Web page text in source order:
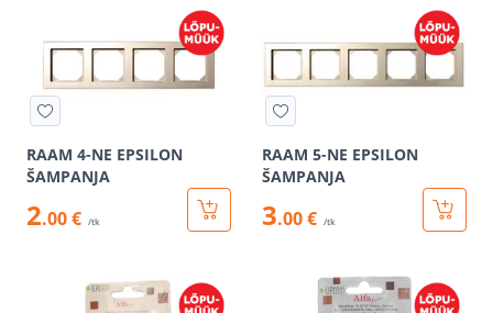
RAAM 4-NE EPSILON
ŠAMPANJA
2.00 € /tk
RAAM 5-NE EPSILON
ŠAMPANJA
3.00 € /tk